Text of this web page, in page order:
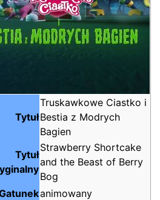
Tytuł
Truskawkowe Ciastko i
Bestia z Modrych
Bagien
Tytuł
Strawberry Shortcake
and the Beast of Berry
Bog
animowany